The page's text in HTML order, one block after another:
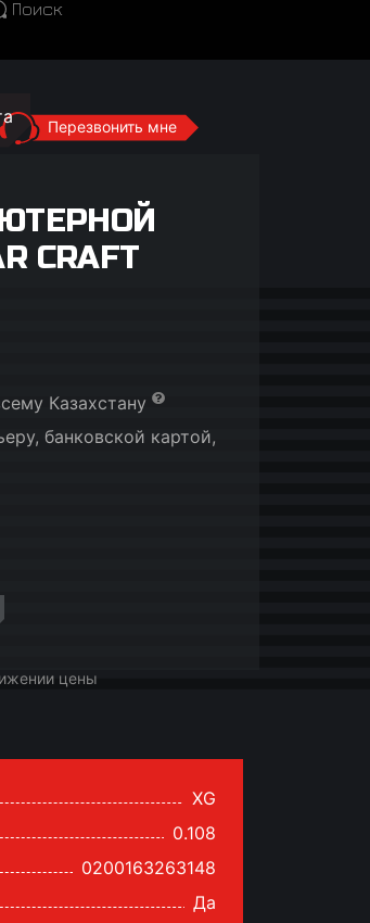
Перезвонить мне
CRAFT
Казахстану
банковской картой,
цены
XG
0.108
0200163263148
Да